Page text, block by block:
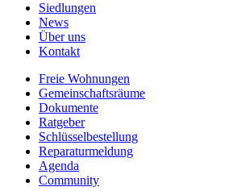
Siedlungen
News
Über uns
Kontakt
Freie Wohnungen
Gemeinschaftsräume
Dokumente
Ratgeber
Schlüsselbestellung
Reparaturmeldung
Agenda
Community